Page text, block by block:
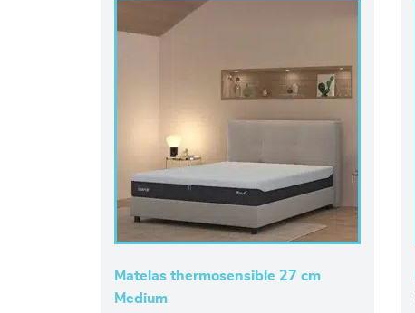
Matelas thermosensible 27 cm
Medium